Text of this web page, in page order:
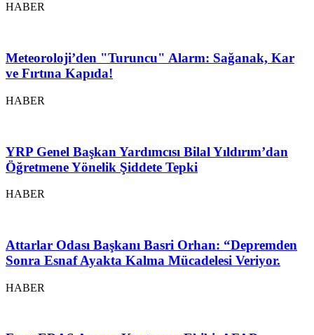
HABER
Meteoroloji’den "Turuncu" Alarm: Sağanak, Kar
ve Fırtına Kapıda!
HABER
YRP Genel Başkan Yardımcısı Bilal Yıldırım’dan
Öğretmene Yönelik Şiddete Tepki
HABER
Attarlar Odası Başkanı Basri Orhan: “Depremden
Sonra Esnaf Ayakta Kalma Mücadelesi Veriyor.
HABER